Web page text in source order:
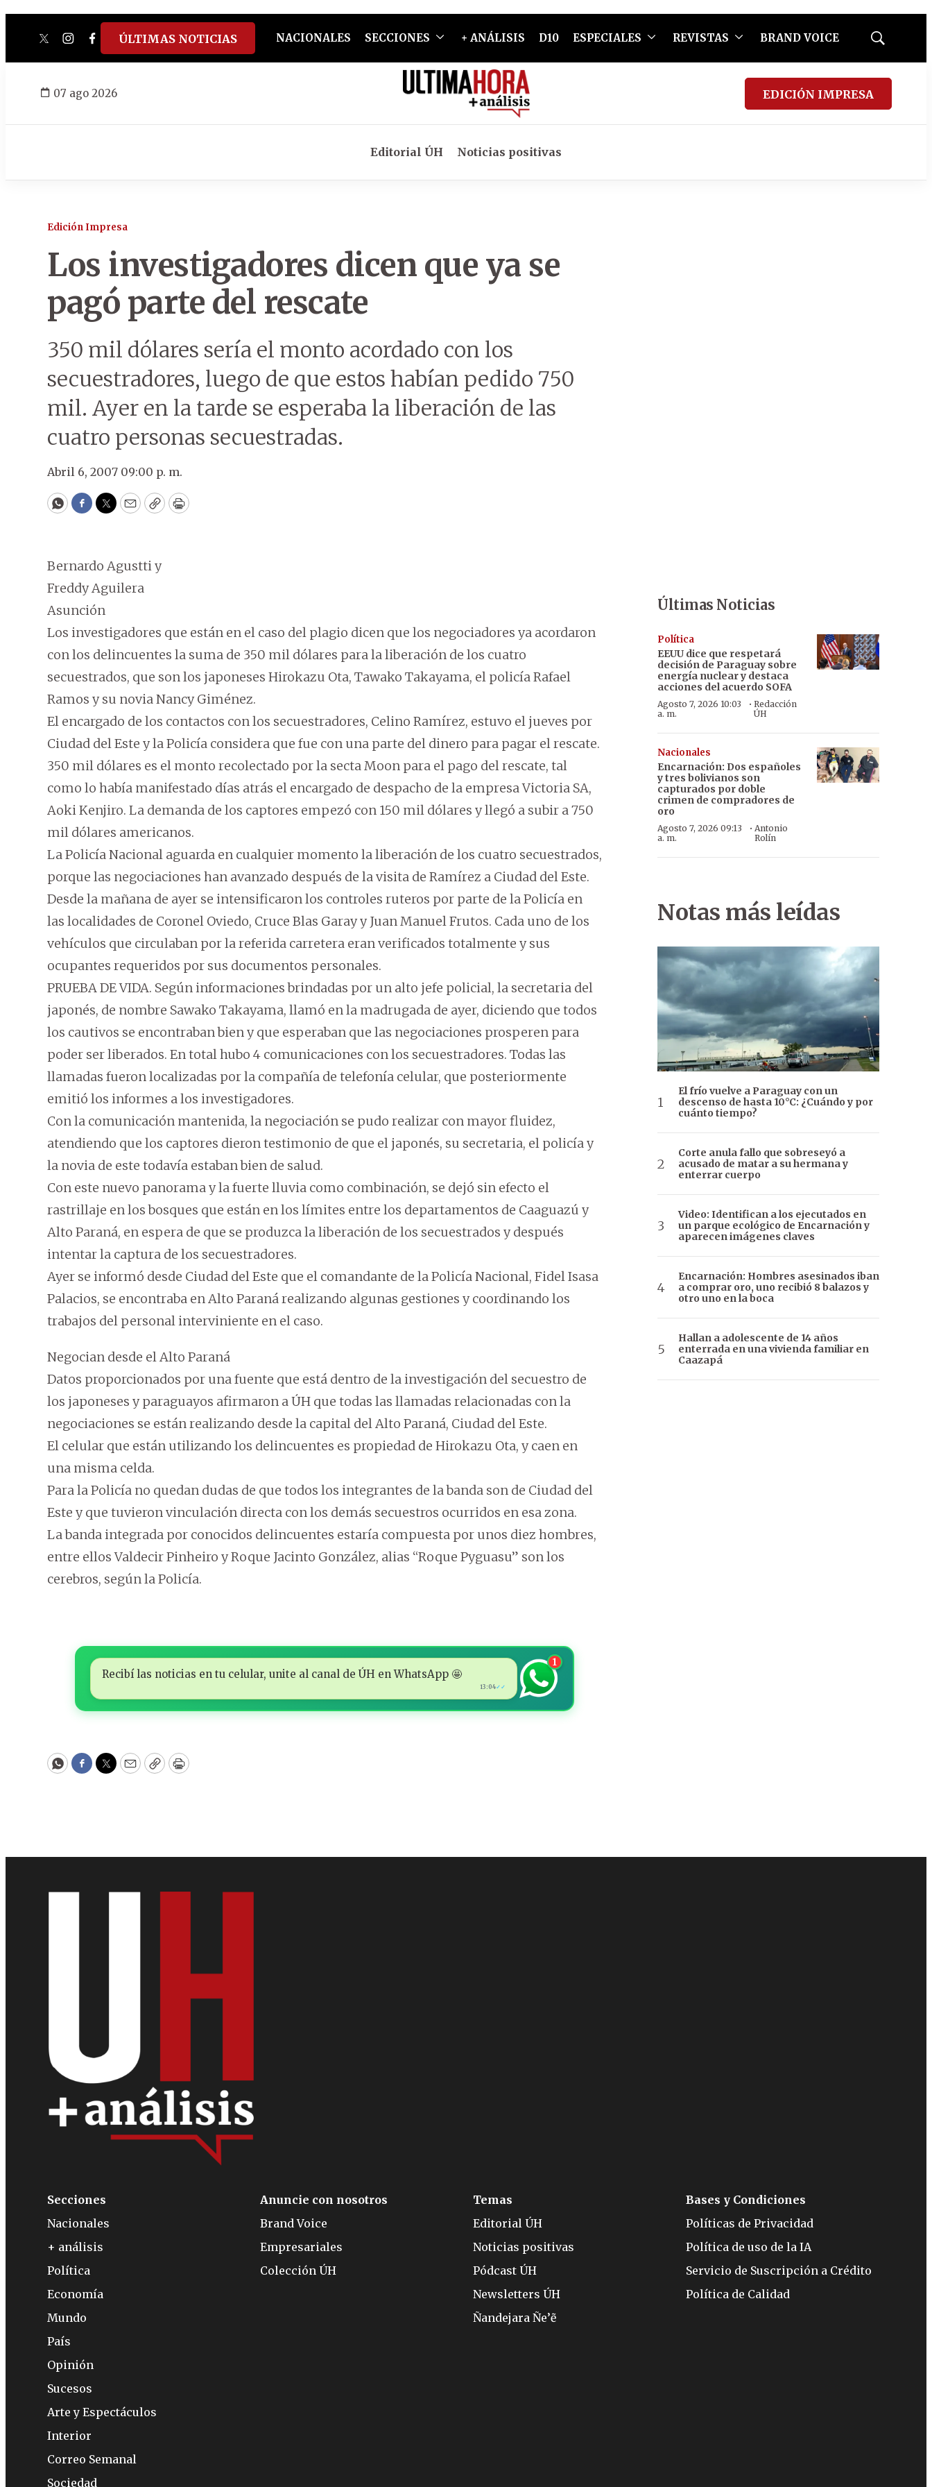
twitterinstagram
facebook
tiktokyoutube
spotify
ÚLTIMAS NOTICIAS NACIONALES SECCIONES + ANÁLISIS D10 ESPECIALES REVISTAS BRAND VOICE
Mostrar
07 ago 2026 EDICIÓN IMPRESA
Editorial ÚH Noticias positivas
Edición Impresa
Los investigadores dicen que ya se
pagó parte del rescate
350 mil dólares sería el monto acordado con los
secuestradores, luego de que estos habían pedido 750
mil. Ayer en la tarde se esperaba la liberación de las
cuatro personas secuestradas.
Abril 6, 2007 09:00 p. m.
WhatsApp
Facebook
Twitter
EmailCopyPrint
Bernardo Agustti y
Freddy Aguilera
Asunción
Los investigadores que están en el caso del plagio dicen que los negociadores ya acordaron
con los delincuentes la suma de 350 mil dólares para la liberación de los cuatro
secuestrados, que son los japoneses Hirokazu Ota, Tawako Takayama, el policía Rafael
Ramos y su novia Nancy Giménez.
El encargado de los contactos con los secuestradores, Celino Ramírez, estuvo el jueves por
Ciudad del Este y la Policía considera que fue con una parte del dinero para pagar el rescate.
350 mil dólares es el monto recolectado por la secta Moon para el pago del rescate, tal
como lo había manifestado días atrás el encargado de despacho de la empresa Victoria SA,
Aoki Kenjiro. La demanda de los captores empezó con 150 mil dólares y llegó a subir a 750
mil dólares americanos.
La Policía Nacional aguarda en cualquier momento la liberación de los cuatro secuestrados,
porque las negociaciones han avanzado después de la visita de Ramírez a Ciudad del Este.
Desde la mañana de ayer se intensificaron los controles ruteros por parte de la Policía en
las localidades de Coronel Oviedo, Cruce Blas Garay y Juan Manuel Frutos. Cada uno de los
vehículos que circulaban por la referida carretera eran verificados totalmente y sus
ocupantes requeridos por sus documentos personales.
PRUEBA DE VIDA. Según informaciones brindadas por un alto jefe policial, la secretaria del
japonés, de nombre Sawako Takayama, llamó en la madrugada de ayer, diciendo que todos
los cautivos se encontraban bien y que esperaban que las negociaciones prosperen para
poder ser liberados. En total hubo 4 comunicaciones con los secuestradores. Todas las
llamadas fueron localizadas por la compañía de telefonía celular, que posteriormente
emitió los informes a los investigadores.
Con la comunicación mantenida, la negociación se pudo realizar con mayor fluidez,
atendiendo que los captores dieron testimonio de que el japonés, su secretaria, el policía y
la novia de este todavía estaban bien de salud.
Con este nuevo panorama y la fuerte lluvia como combinación, se dejó sin efecto el
rastrillaje en los bosques que están en los límites entre los departamentos de Caaguazú y
Alto Paraná, en espera de que se produzca la liberación de los secuestrados y después
intentar la captura de los secuestradores.
Ayer se informó desde Ciudad del Este que el comandante de la Policía Nacional, Fidel Isasa
Palacios, se encontraba en Alto Paraná realizando algunas gestiones y coordinando los
trabajos del personal interviniente en el caso.
Negocian desde el Alto Paraná
Datos proporcionados por una fuente que está dentro de la investigación del secuestro de
los japoneses y paraguayos afirmaron a ÚH que todas las llamadas relacionadas con la
negociaciones se están realizando desde la capital del Alto Paraná, Ciudad del Este.
El celular que están utilizando los delincuentes es propiedad de Hirokazu Ota, y caen en
una misma celda.
Para la Policía no quedan dudas de que todos los integrantes de la banda son de Ciudad del
Este y que tuvieron vinculación directa con los demás secuestros ocurridos en esa zona.
La banda integrada por conocidos delincuentes estaría compuesta por unos diez hombres,
entre ellos Valdecir Pinheiro y Roque Jacinto González, alias “Roque Pyguasu” son los
cerebros, según la Policía.
Recibí las noticias en tu celular, unite al canal de ÚH en WhatsApp 🤩
13:04✓✓
1
WhatsApp
Facebook
Twitter
EmailCopyPrint
Últimas Noticias
Política
EEUU dice que respetará
decisión de Paraguay sobre
energía nuclear y destaca
acciones del acuerdo SOFA
Agosto 7, 2026 10:03
a. m.
· Redacción
ÚH
Nacionales
Encarnación: Dos españoles
y tres bolivianos son
capturados por doble
crimen de compradores de
oro
Agosto 7, 2026 09:13
a. m.
·Antonio
Rolín
Notas más leídas
El frío vuelve a Paraguay con un
descenso de hasta 10°C: ¿Cuándo y por
cuánto tiempo?
Corte anula fallo que sobreseyó a
acusado de matar a su hermana y
enterrar cuerpo
Video: Identifican a los ejecutados en
un parque ecológico de Encarnación y
aparecen imágenes claves
Encarnación: Hombres asesinados iban
a comprar oro, uno recibió 8 balazos y
otro uno en la boca
Hallan a adolescente de 14 años
enterrada en una vivienda familiar en
Caazapá
Secciones
Nacionales
+ análisis
Política
Economía
Mundo
País
Opinión
Sucesos
Arte y Espectáculos
Interior
Correo Semanal
Sociedad
Anuncie con nosotros
Brand Voice
Empresariales
Colección ÚH
Temas
Editorial ÚH
Noticias positivas
Pódcast ÚH
Newsletters ÚH
Ñandejara Ñe’ẽ
Bases y Condiciones
Políticas de Privacidad
Política de uso de la IA
Servicio de Suscripción a Crédito
Política de Calidad